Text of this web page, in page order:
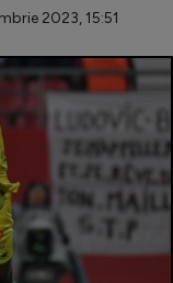
2023, 15:51